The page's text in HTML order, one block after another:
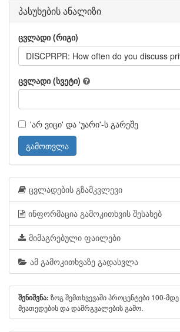
პასუხების ანალიზი
ცვლადი (რიგი)
DISCPRPR: How often do you discuss
ცვლადი (სვეტი)
'არ ვიცი' და 'უარი'-ს გარეშე
გამოთვლა
ცვლადების გზამკვლევი
ინფორმაცია გამოკითხვის შესახებ
მიმაგრებული ფაილები
ამ გამოკითხვაზე გადასვლა
შენიშვნა: ზოგ შემთხვევაში პროცენტები 100-
მეათედების და დამრგვალების გამო.